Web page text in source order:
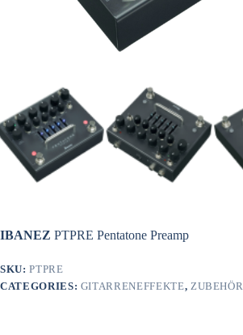
IBANEZ PTPRE Pentatone Preamp
SKU:PTPRE
CATEGORIES: GITARRENEFFEKTE, ZUBEHÖR